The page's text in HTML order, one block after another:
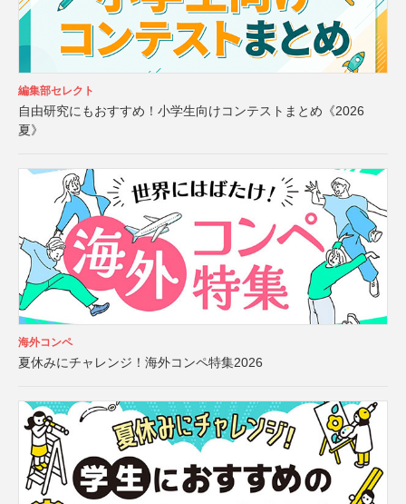
編集部セレクト
自由研究にもおすすめ！小学生向けコンテストまとめ《2026
夏》
海外コンペ
夏休みにチャレンジ！海外コンペ特集2026